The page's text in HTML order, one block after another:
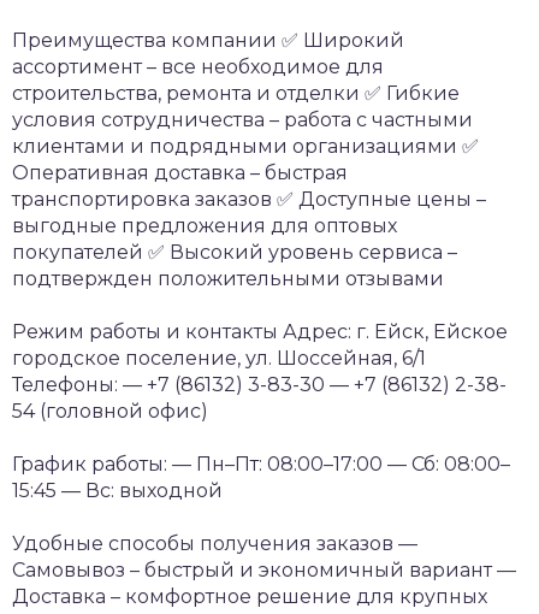
Преимущества компании ✅ Широкий
ассортимент – все необходимое для
строительства, ремонта и отделки ✅ Гибкие
условия сотрудничества – работа с частными
клиентами и подрядными организациями ✅
Оперативная доставка – быстрая
транспортировка заказов ✅ Доступные цены –
выгодные предложения для оптовых
покупателей ✅ Высокий уровень сервиса –
подтвержден положительными отзывами
Режим работы и контакты Адрес: г. Ейск, Ейское
городское поселение, ул. Шоссейная, 6/1
Телефоны: — +7 (86132) 3-83-30 — +7 (86132) 2-38-
54 (головной офис)
График работы: — Пн–Пт: 08:00–17:00 — Сб: 08:00–
15:45 — Вс: выходной
Удобные способы получения заказов —
Самовывоз – быстрый и экономичный вариант—
Доставка – комфортное решение для крупных